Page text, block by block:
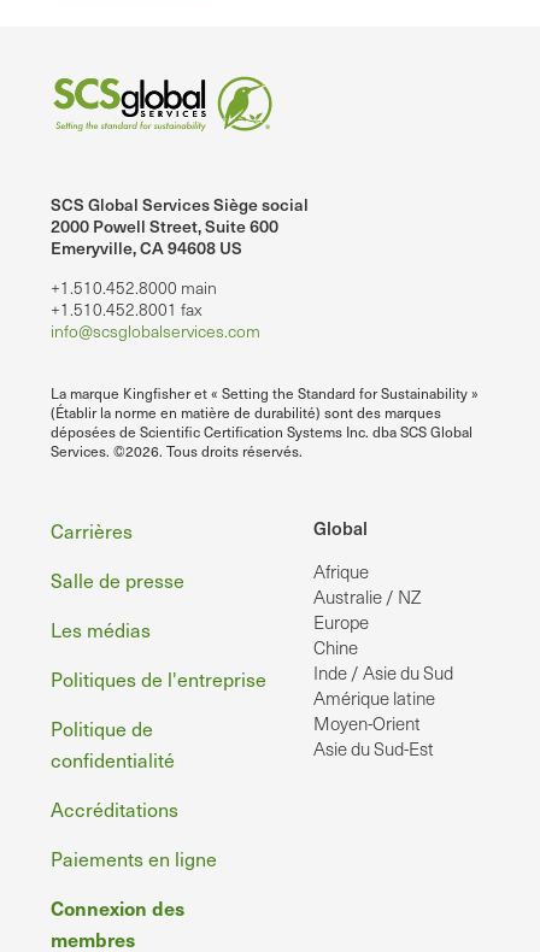
SCS Global Services Siège social
2000 Powell Street, Suite 600
Emeryville, CA 94608 US
+1.510.452.8000 main
+1.510.452.8001 fax
info@scsglobalservices.com
La marque Kingfisher et « Setting the Standard for Sustainability »
(Établir la norme en matière de durabilité) sont des marques
déposées de Scientific Certification Systems Inc. dba SCS Global
Services. ©2026. Tous droits réservés.
Global
Afrique
Australie / NZ
Europe
Chine
Inde / Asie du Sud
Amérique latine
Moyen-Orient
Asie du Sud-Est
Pied
de
page
Carrières
Salle de presse
Les médias
Politiques de l'entreprise
Politique de
confidentialité
Accréditations
Paiements en ligne
Connexion des
membres